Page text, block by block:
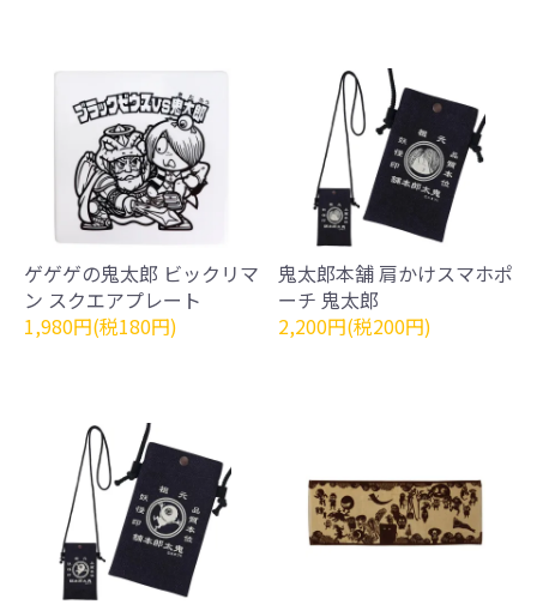
ゲゲゲの鬼太郎 ビックリマ
ン スクエアプレート
1,980円(税180円)
鬼太郎本舗 肩かけスマホポ
ーチ 鬼太郎
2,200円(税200円)